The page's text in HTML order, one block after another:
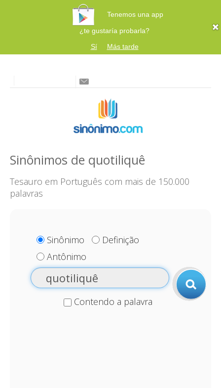
Tenemos una app
¿te gustaría probarla?
Sí
Más tarde
Sinônimos de quotiliquê
Tesauro em Português com mais de 150.000
palavras
Sinônimo
Definição
Antônimo
Contendo a palavra